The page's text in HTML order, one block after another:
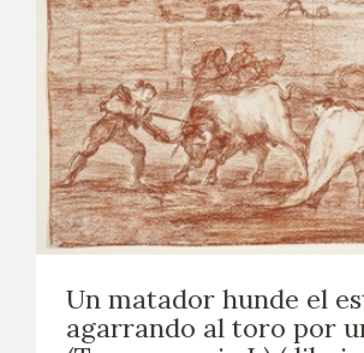
Un matador hunde el
agarrando al toro por